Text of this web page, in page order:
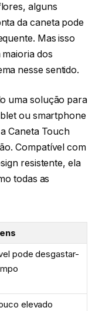
alguns
da caneta pode
Mas isso
dos
nesse sentido.
uma solução para
ou smartphone
Caneta Touch
Compatível com
resistente, ela
todas as
pode desgastar-
elevado